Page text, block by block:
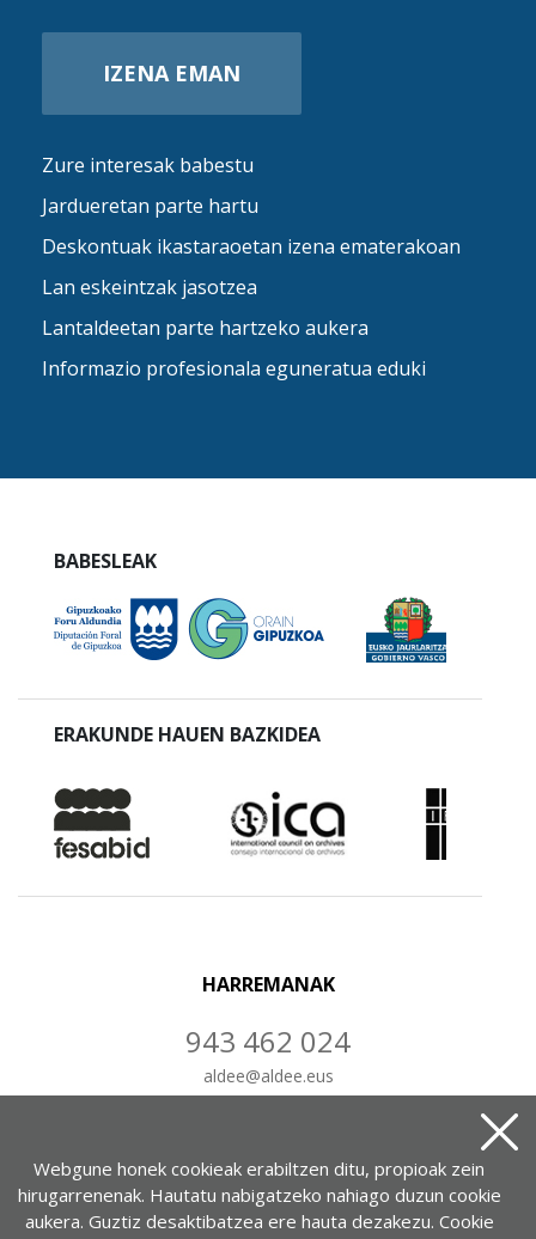
IZENA EMAN
Zure interesak babestu
Jardueretan parte hartu
Deskontuak ikastaraoetan izena ematerakoan
Lan eskeintzak jasotzea
Lantaldeetan parte hartzeko aukera
Informazio profesionala eguneratua eduki
BABESLEAK
ERAKUNDE HAUEN BAZKIDEA
HARREMANAK
943 462 024
aldee@aldee.eus
Webgune honek cookieak erabiltzen ditu, propioak zein
hirugarrenenak. Hautatu nabigatzeko nahiago duzun cookie
aukera. Guztiz desaktibatzea ere hauta dezakezu. Cookie